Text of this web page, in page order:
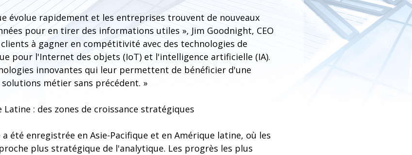
évolue rapidement et les entreprises trouvent de nouveaux
pour en tirer des informations utiles », Jim Goodnight, CEO
clients à gagner en compétitivité avec des technologies de
pour l'Internet des objets (IoT) et l'intelligence artificielle (IA).
innovantes qui leur permettent de bénéficier d'une
métier sans précédent. »
Latine : des zones de croissance stratégiques
été enregistrée en Asie-Pacifique et en Amérique latine, où les
plus stratégique de l'analytique. Les progrès les plus